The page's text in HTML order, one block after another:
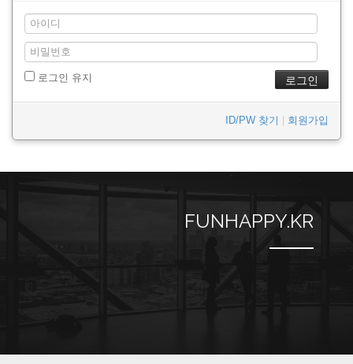
로그인 유지
ID/PW 찾기 회원가입
FUNHAPPY.KR